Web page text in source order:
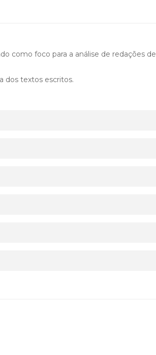
como foco para a análise de redações de
dos textos escritos.